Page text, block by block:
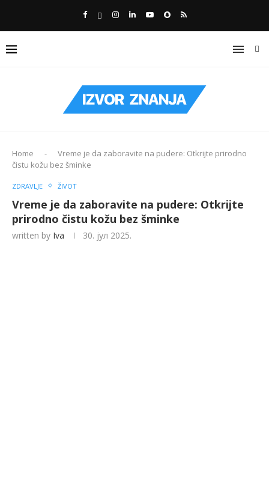
Home -
Vreme je da zaboravite na pudere: Otkrijte prirodno
čistu kožu bez šminke
ZDRAVLJE ŽIVOT
Vreme je da zaboravite na pudere: Otkrijte
prirodno čistu kožu bez šminke
written by Iva 30. јул 2025.